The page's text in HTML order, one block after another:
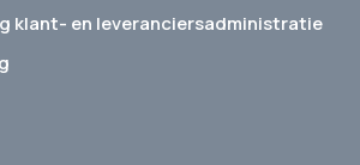
klant- en leveranciersadministratie